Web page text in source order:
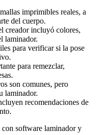
imprimibles reales, a
del cuerpo.
creador incluyó colores,
laminador.
para verificar si la pose
para remezclar,
son comunes, pero
laminador.
recomendaciones de